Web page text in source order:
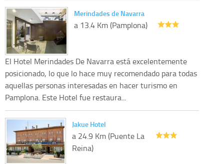
Merindades de Navarra
a 13.4 Km (Pamplona)
El Hotel Merindades De Navarra está excelentemente
posicionado, lo que lo hace muy recomendado para todas
aquellas personas interesadas en hacer turismo en
Pamplona. Este Hotel fue restaura...
Jakue Hotel
a 24.9 Km (Puente La
Reina)